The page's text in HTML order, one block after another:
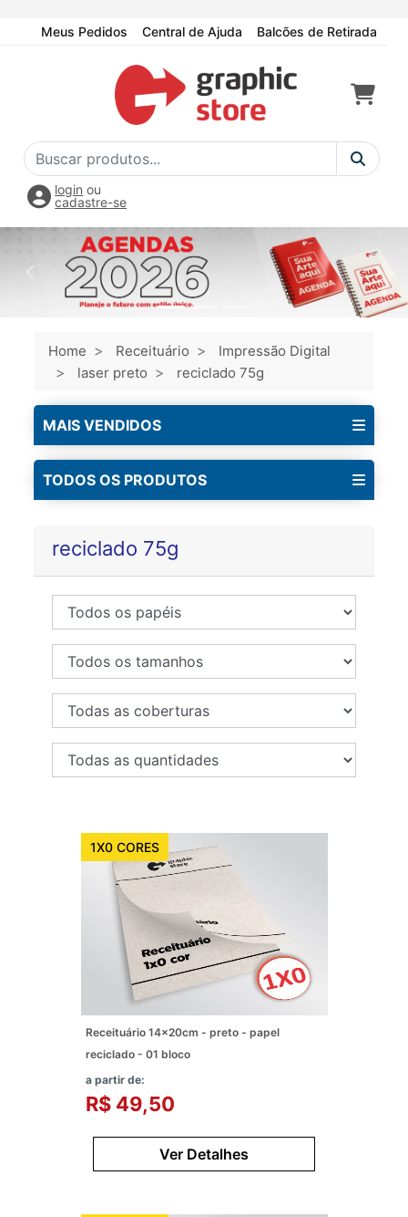
Meus Pedidos Central de Ajuda Balcões de Retirada
login ou
cadastre-se
Home Receituário
Impressão Digital
laser preto
reciclado 75g
MAIS VENDIDOS
TODOS OS PRODUTOS
reciclado 75g
1X0 CORES
Receituário 14x20cm - preto - papel
reciclado - 01 bloco
a partir de:
R$ 49,50
Ver Detalhes